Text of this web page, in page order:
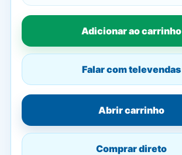
Adicionar ao carrinho
Falar com televendas
Abrir carrinho
Comprar direto